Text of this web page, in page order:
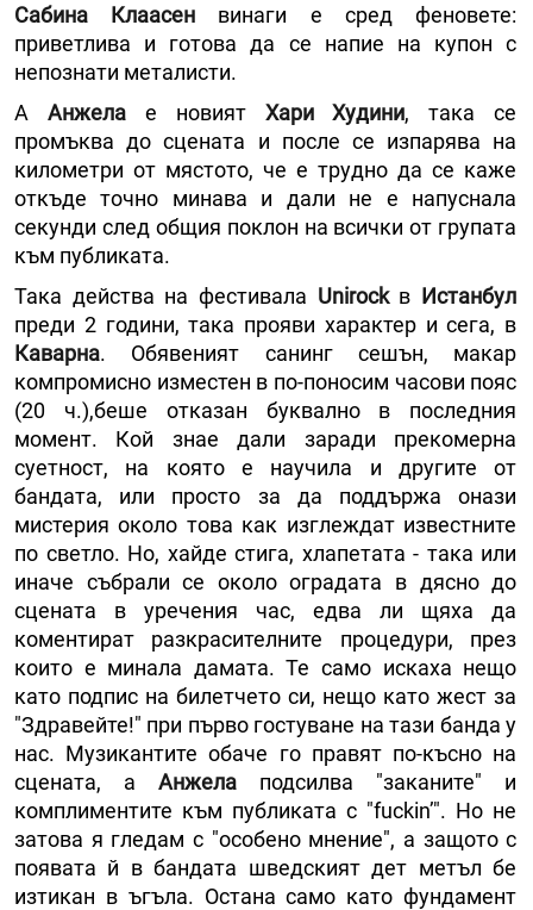
Сабина Клаасен винаги е сред феновете:
приветлива и готова да се напие на купон с
непознати металисти.
А Анжелае новият Хари Худини, така се
промъква до сцената и после се изпарява на
километри от мястото, че е трудно да се каже
откъде точно минава и дали не е напуснала
секунди след общия поклон на всички от групата
към публиката.
Така действа на фестивала Unirockв Истанбул
преди 2 години, така прояви характер и сега, в
Каварна. Обявеният санинг сешън, макар
компромисно изместен в по-поносим часови пояс
(20 ч.),беше отказан буквално в последния
момент. Кой знае дали заради прекомерна
суетност, на която е научила и другите от
бандата, или просто за да поддържа онази
мистерия около това как изглеждат известните
по светло. Но, хайде стига, хлапетата - така или
иначе събрали се около оградата в дясно до
сцената в уречения час, едва ли щяха да
коментират разкрасителните процедури, през
които е минала дамата. Те само искаха нещо
като подпис на билетчето си, нещо като жест за
"Здравейте!" при първо гостуване на тази банда у
нас. Музикантите обаче го правят по-късно на
сцената, аАнжела подсилва "заканите" и
комплиментите към публиката с "fuckin’". Но не
затова я гледам с "особено мнение", а защото с
появата й в бандата шведският дет метъл бе
изтикан в ъгъла. Остана само като фундамент